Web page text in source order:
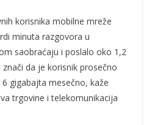
korisnika mobilne mreže
minuta razgovora u
saobraćaju i poslalo oko 1,2
da je korisnik prosečno
gigabajta mesečno, kaže
trgovine i telekomunikacija